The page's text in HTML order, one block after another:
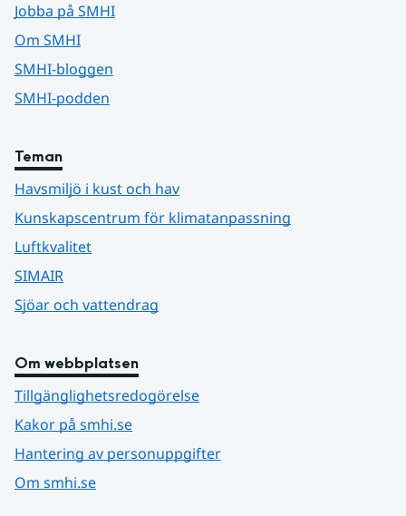
Jobba på SMHI
Om SMHI
SMHI-bloggen
SMHI-podden
Teman
Havsmiljö i kust och hav
Kunskapscentrum för klimatanpassning
Luftkvalitet
SIMAIR
Sjöar och vattendrag
Om webbplatsen
Tillgänglighetsredogörelse
Kakor på smhi.se
Hantering av personuppgifter
Om smhi.se